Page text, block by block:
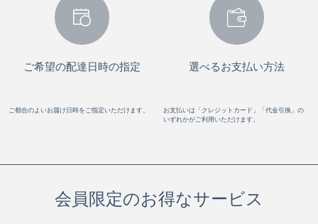
ご希望の配達日時の指定
ご都合のよいお届け日時をご指定いただけます。
選べるお支払い方法
お支払いは「クレジットカード」「代金引換」の
いずれかがご利用いただけます。
会員限定のお得なサービス